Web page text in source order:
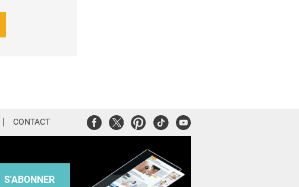
CONTACT FacebookTwitterPinterest
TiktokYoutube
S'ABONNER